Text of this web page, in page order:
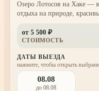
Озеро Лотосов на Хаке —
отдыха на природе,
от 5 500 ₽
СТОИМОСТЬ
ДАТЫ ВЫЕЗДА
нажмите, чтобы открыть
08.08
до 08.08